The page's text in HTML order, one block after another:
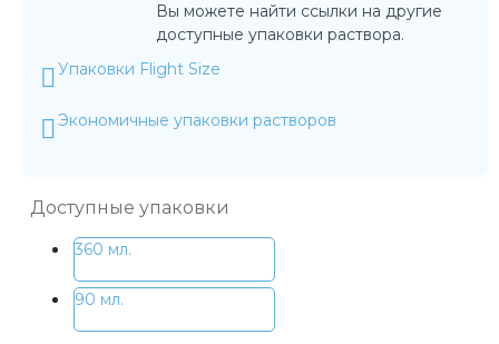
Вы можете найти ссылки на другие
доступные упаковки раствора.
Упаковки Flight Size
Экономичные упаковки растворов
Доступные упаковки
360 мл.
90 мл.